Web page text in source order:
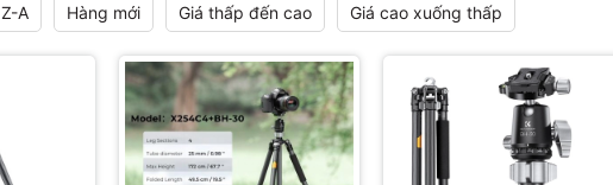
A Hàng mới Giá thấp đến cao Giá cao xuống thấp